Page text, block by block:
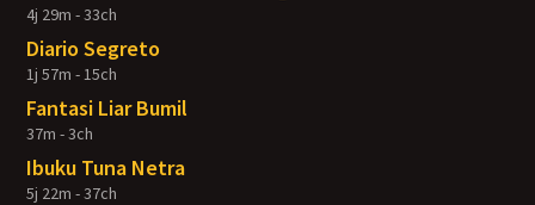
4j 29m - 33ch
Diario Segreto
1j 57m - 15ch
Fantasi Liar Bumil
37m - 3ch
Ibuku Tuna Netra
5j 22m - 37ch